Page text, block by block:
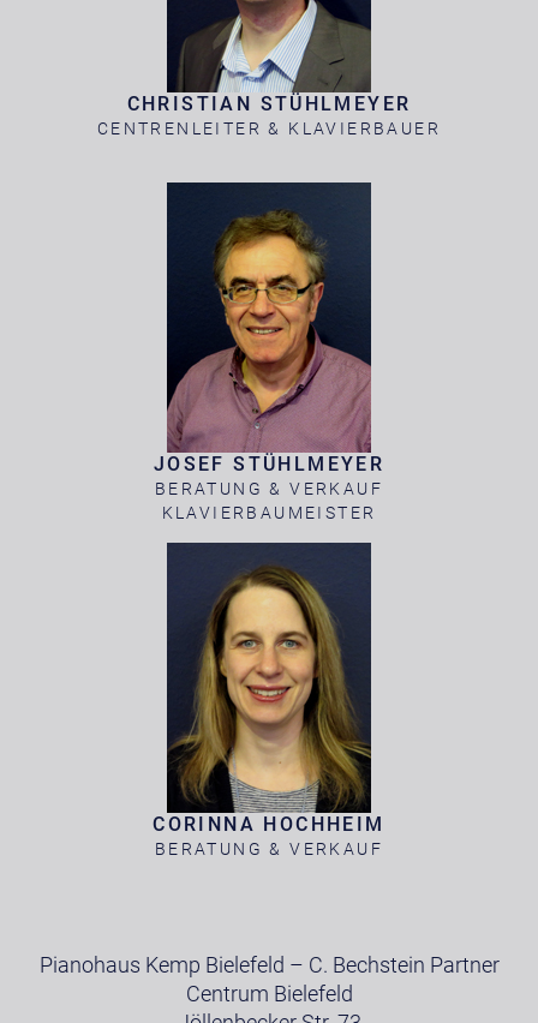
CHRISTIAN STÜHLMEYER
CENTRENLEITER & KLAVIERBAUER
JOSEF STÜHLMEYER
BERATUNG & VERKAUF
KLAVIERBAUMEISTER
CORINNA HOCHHEIM
BERATUNG & VERKAUF
Pianohaus Kemp Bielefeld – C. Bechstein Partner
Centrum Bielefeld